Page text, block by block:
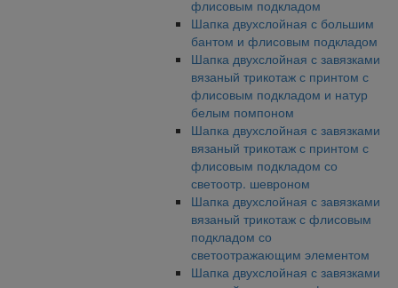
флисовым подкладом
Шапка двухслойная с большим
бантом и флисовым подкладом
Шапка двухслойная с завязками
вязаный трикотаж с принтом с
флисовым подкладом и натур
белым помпоном
Шапка двухслойная с завязками
вязаный трикотаж с принтом с
флисовым подкладом со
светоотр. шевроном
Шапка двухслойная с завязками
вязаный трикотаж с флисовым
подкладом со
светоотражающим элементом
Шапка двухслойная с завязками